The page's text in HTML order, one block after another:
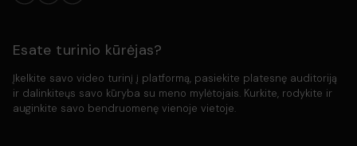
Esate turinio kūrėjas?
Įkelkite savo video turinį į platformą, pasiekite platesnę auditoriją
ir dalinkiteųs savo kūryba su meno mylėtojais. Kurkite, rodykite ir
auginkite savo bendruomenę vienoje vietoje.